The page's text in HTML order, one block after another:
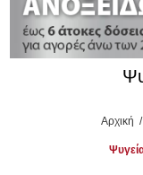
Αρχική /